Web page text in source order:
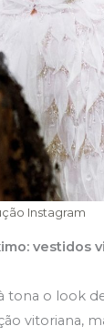
Instagram
vestidos
tona o look
vitoriana,